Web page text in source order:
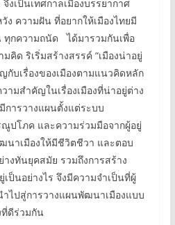
งเป็นเทศกาลเมืองบรรยากาศ
ความฝัน ที่อยากให้เมืองไทยมี
ทุกความถนัด ได้มารวมกันเพื่อ
คิด ริเริ่มสร้างสรรค์ “เมืองน่าอยู่
กับเรื่องของเมืองตามแนวคิดหลัก
วามสำคัญในเรื่องเมืองที่น่าอยู่ต่าง
การวางแผนตั้งแต่ระบบ
ปโภค และความร่วมมือจากผู้อยู่
นาเมืองให้มีชีวิตชีวา และตอบ
งทันยุคสมัย รวมถึงการสร้าง
เป็นอย่างไร จึงมีความจำเป็นที่ผู้
ไปสู่การวางแผนพัฒนาเมืองแบบ
ที่ดีร่วมกัน